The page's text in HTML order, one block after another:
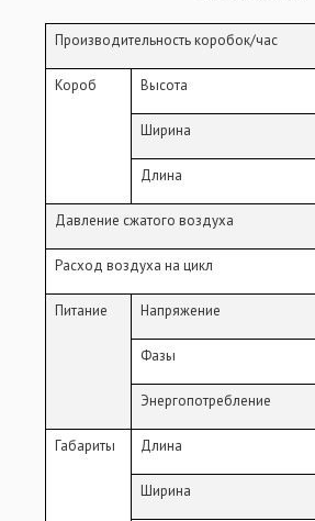
Производительность коробок/час
Короб Высота
Ширина
Длина
Давление сжатого воздуха
Расход воздуха на цикл
Питание Напряжение
Фазы
Энергопотребление
Габариты Длина
Ширина